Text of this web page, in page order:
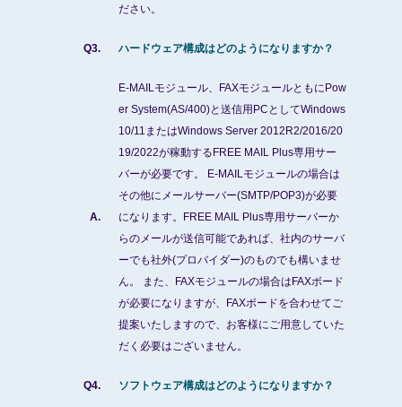
ださい。
Q3. ハードウェア構成はどのようになりますか？
A.
E-MAILモジュール、FAXモジュールともにPow
er System(AS/400)と送信用PCとしてWindows
10/11またはWindows Server 2012R2/2016/20
19/2022が稼動するFREE MAIL Plus専用サー
バーが必要です。 E-MAILモジュールの場合は
その他にメールサーバー(SMTP/POP3)が必要
になります。FREE MAIL Plus専用サーバーか
らのメールが送信可能であれば、社内のサーバ
ーでも社外(プロバイダー)のものでも構いませ
ん。 また、FAXモジュールの場合はFAXボード
が必要になりますが、FAXボードを合わせてご
提案いたしますので、お客様にご用意していた
だく必要はございません。
Q4. ソフトウェア構成はどのようになりますか？